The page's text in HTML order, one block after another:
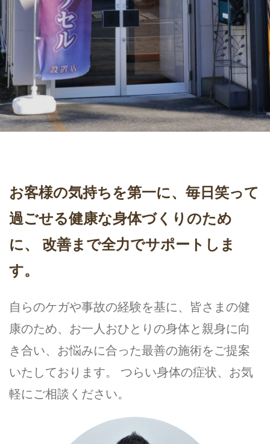
お客様の気持ちを第一に、毎日笑って
過ごせる健康な身体づくりのため
に、 改善まで全力でサポートしま
す。
自らのケガや事故の経験を基に、皆さまの健
康のため、お一人おひとりの身体と親身に向
き合い、お悩みに合った最善の施術をご提案
いたしております。 つらい身体の症状、お気
軽にご相談ください。